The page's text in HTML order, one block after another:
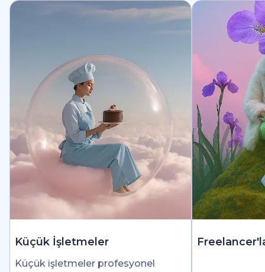
Küçük İşletmeler
Küçük işletmeler profesyonel